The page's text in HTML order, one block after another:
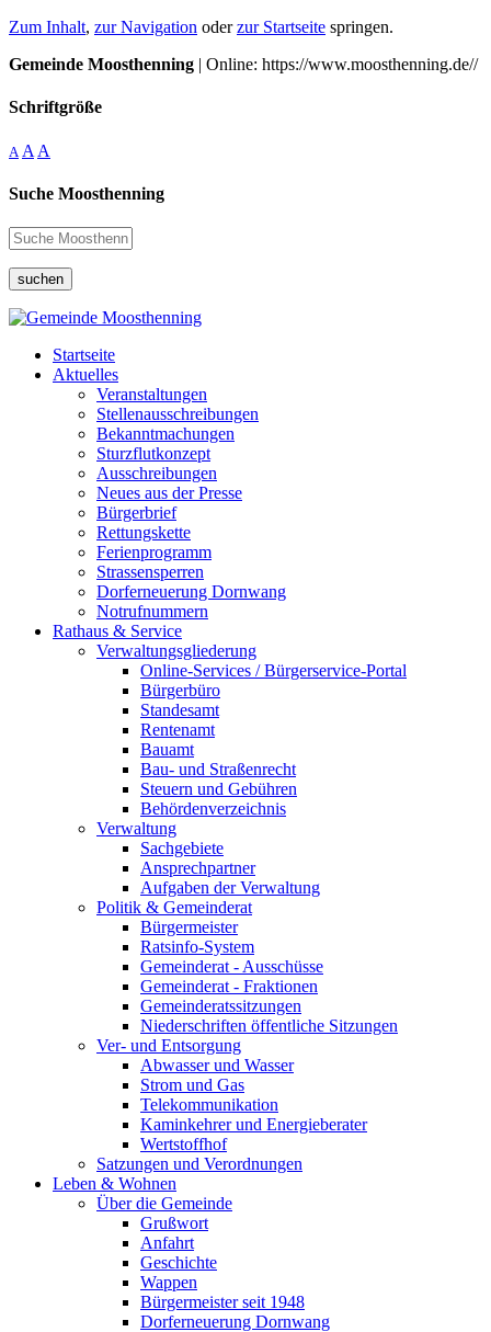
Zum Inhalt, zur Navigation oderzur Startseite springen.
Gemeinde Moosthenning | Online: https://www.moosthenning.de//
Schriftgröße
A A A
Suche Moosthenning
suchen
Startseite
Aktuelles
Veranstaltungen
Stellenausschreibungen
Bekanntmachungen
Sturzflutkonzept
Ausschreibungen
Neues aus der Presse
Bürgerbrief
Rettungskette
Ferienprogramm
Strassensperren
Dorferneuerung Dornwang
Notrufnummern
Rathaus & Service
Verwaltungsgliederung
Online-Services / Bürgerservice-Portal
Bürgerbüro
Standesamt
Rentenamt
Bauamt
Bau- und Straßenrecht
Steuern und Gebühren
Behördenverzeichnis
Verwaltung
Sachgebiete
Ansprechpartner
Aufgaben der Verwaltung
Politik & Gemeinderat
Bürgermeister
Ratsinfo-System
Gemeinderat - Ausschüsse
Gemeinderat - Fraktionen
Gemeinderatssitzungen
Niederschriften öffentliche Sitzungen
Ver- und Entsorgung
Abwasser und Wasser
Strom und Gas
Telekommunikation
Kaminkehrer und Energieberater
Wertstoffhof
Satzungen und Verordnungen
Leben & Wohnen
Über die Gemeinde
Grußwort
Anfahrt
Geschichte
Wappen
Bürgermeister seit 1948
Dorferneuerung Dornwang